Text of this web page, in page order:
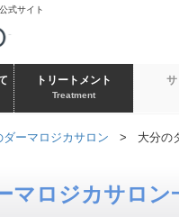
式サイト
トリートメント
Treatment
ダーマロジカサロン > 大分の
マロジカサロン